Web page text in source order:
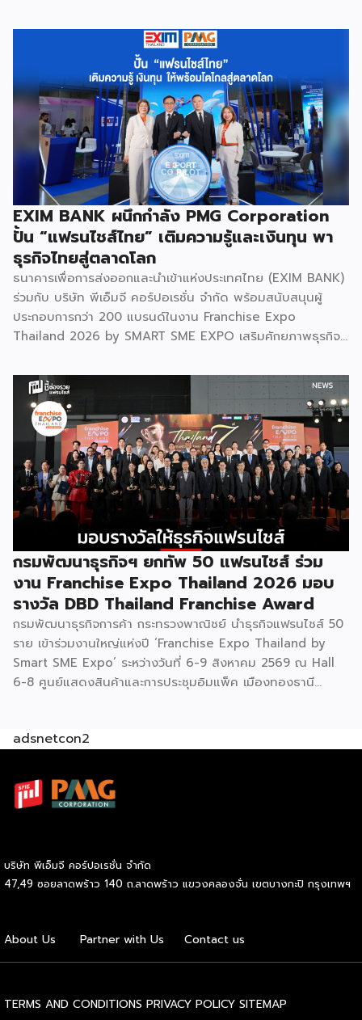
โดยมี สถาบันเทคโนโลยีนิวเคลียร์แห่งชาติ (องค์การมหาชน) หรือ
สทน. รับหน้าที่เป็นเจ้าภาพหลัก ณ สำนักงาน สทน. องครักษ์ เพื่อ
มุ่งระดมสมองวิศวกรและนักวิจัยไทยในการยกระดับเครื่องมือ
วิทยาศาสตร์ขั้นสูง และสร้างเสถียรภาพทางเทคโนโลยี
(National Resilience) ให้แก่ประเทศอย่างยั่งยืน ศ.ดร.ยศชนัน
วงศ์สวัสดิ์ รัฐมนตรีว่าการกระทรวง อว. ประธานในพิธีเปิดเปิดเผย
ว่า “การประชุมในครั้งนี้เป็นหมุดหมายสำคัญในการหลอมรวมความ
เชี่ยวชาญของ 4 สถาบันใหญ่ เพื่อขับเคลื่อนจากงานวิจัยพื้นฐาน
ไปสู่การสร้างมูลค่าเชิงอุตสาหกรรม โดยมุ่งสร้างเครือข่ายวิศวกร
สมรรถนะสูงที่จะเป็นฐานกำลังในการพัฒนาเทคโนโลยีเชิง
ยุทธศาสตร์ (Strategic Technologies) รองรับอุตสาหกรรม
แห่งอนาคต และพาประเทศก้าวทะยานสู่เวทีโลกได้อย่างภาคภูมิ”
ไฮไลต์สำคัญของการจัดงานในครั้งนี้ […]
EXIM BANK ผนึกกำลัง PMG Corporation
ปั้น “แฟรนไชส์ไทย” เติมความรู้และเงินทุน พา
ธุรกิจไทยสู่ตลาดโลก
ธนาคารเพื่อการส่งออกและนำเข้าแห่งประเทศไทย (EXIM BANK)
ร่วมกับ บริษัท พีเอ็มจี คอร์ปอเรชั่น จำกัด พร้อมสนับสนุนผู้
ประกอบการกว่า 200 แบรนด์ในงาน Franchise Expo
Thailand 2026 by SMART SME EXPO เสริมศักยภาพธุรกิจ
บริหารธุรกิจ การวางแผนการเงิน และการบริหารความเสี่ยง
เตรียมความพร้อมสำหรับการขยายตลาดสู่ต่างประเทศ โดยการ
จัดงานครั้งนี้คาดว่าจะสร้างมูลค่าทางเศรษฐกิจราว 220 ล้านบาท
แฟรนไชส์ไม่ใช่เพียงโมเดลธุรกิจ แต่คือ โอกาสในการต่อยอด
แบรนด์ไทยให้ก้าวสู่ตลาดใหม่ EXIM BANK จึงผนึกกำลัง
พันธมิตร สนับสนุนผู้ประกอบการไทยให้พร้อม ขยายธุรกิจ สร้าง
แบรนด์ และเปิดตลาดต่างประเทศ EXIM BANK พร้อมร่วมเดิน
ทางสู่การเปิดตลาดใหม่ เพื่อพา “แฟรนไชส์ไทย” เติบโตไกลใน
ตลาดโลก ด้วยบทบาท Export Co-pilot ที่พร้อมเคียงข้าง
ธุรกิจไทยในทุกเส้นทาง FacebookFacebookXXLINELine
กรมพัฒนาธุรกิจฯ ยกทัพ 50 แฟรนไชส์ ร่วม
งาน Franchise Expo Thailand 2026 มอบ
รางวัล DBD Thailand Franchise Award
กรมพัฒนาธุรกิจการค้า กระทรวงพาณิชย์ นำธุรกิจแฟรนไชส์ 50
ราย เข้าร่วมงานใหญ่แห่งปี ‘Franchise Expo Thailand by
Smart SME Expo’ ระหว่างวันที่ 6-9 สิงหาคม 2569 ณ Hall
6-8 ศูนย์แสดงสินค้าและการประชุมอิมแพ็ค เมืองทองธานี
ของกรมฯ นายพูนพงษ์ นัยนาภากรณ์ อธิบดีกรมพัฒนาธุรกิจ
“งานแฟรนไชส์ เอ็กซ์โป ไทยแลนด์ บาย สมาร์ท เอสเอ็มอี เอ็กซ์
โป (Franchise Expo Thailand by Smart SME Expo)” ซึ่ง
เจ้าของธุรกิจที่ต้องการขยายกิจการผ่านระบบแฟรนไชส์ […]
adsnetcon2
บริษัท พีเอ็มจี คอร์ปอเรชั่น จำกัด
47,49 ซอยลาดพร้าว 140 ถ.ลาดพร้าว แขวงคลองจั่น เขตบางกะปิ กรุงเทพฯ
About Us Partner with Us Contact us
TERMS AND CONDITIONS PRIVACY POLICY SITEMAP